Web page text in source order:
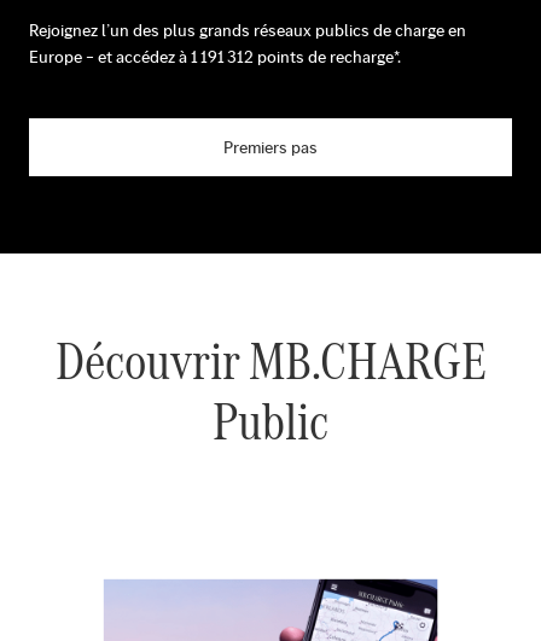
Rejoignez l’un des plus grands réseaux publics de charge en
Europe – et accédez à1 191 312 points de recharge*.
Premiers pas
Découvrir MB.CHARGE
Public